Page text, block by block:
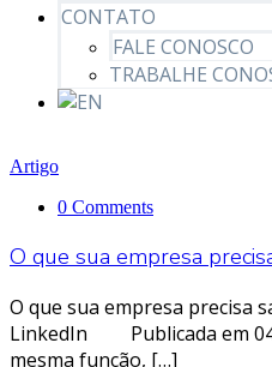
CONTATO
FALE CONOSCO
TRABALHE
Artigo
0 Comments
O que sua empresa
O que sua empresa precisa
LinkedIn Publicada em 04/
mesma função, […]